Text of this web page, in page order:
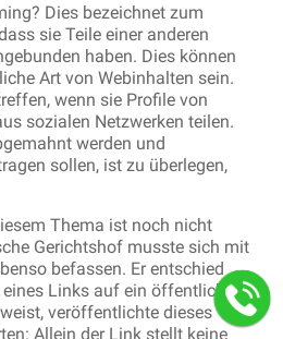
Dies bezeichnet zum
sie Teile einer anderen
haben. Dies können
Art von Webinhalten sein.
wenn sie Profile von
sozialen Netzwerken teilen.
werden und
sollen, ist zu überlegen,
Thema ist noch nicht
Gerichtshof musste sich mit
befassen. Er entschied
Links auf ein öffentlich
veröffentlichte dieses
Allein der Link stellt keine